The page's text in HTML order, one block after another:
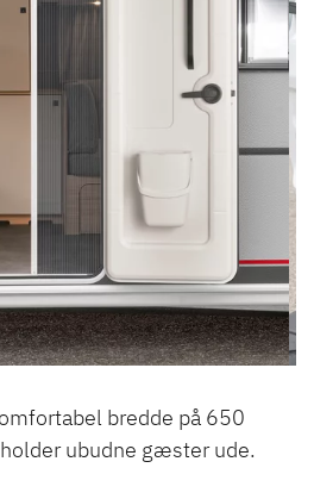
bredde på 650
ubudne gæster ude.